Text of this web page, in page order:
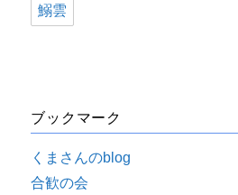
鰯雲
ブックマーク
くまさんのblog
合歓の会